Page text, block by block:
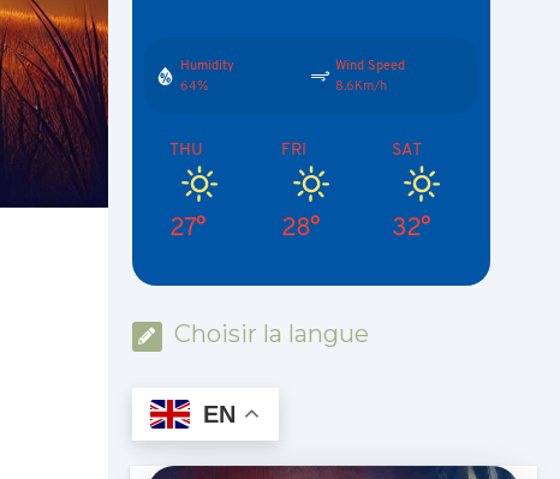
Humidity
64%
Wind Speed
8.6Km/h
THU
27°
FRI
28°
SAT
32°
Choisir la langue
EN